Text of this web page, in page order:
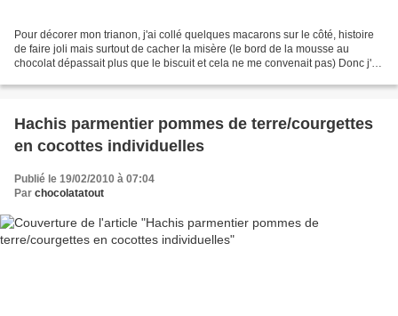
Pour décorer mon trianon, j'ai collé quelques macarons sur le côté, histoire
de faire joli mais surtout de cacher la misère (le bord de la mousse au
chocolat dépassait plus que le biscuit et cela ne me convenait pas) Donc j'en
Hachis parmentier pommes de terre/courgettes
en cocottes individuelles
Publié le 19/02/2010 à 07:04
Par chocolatatout